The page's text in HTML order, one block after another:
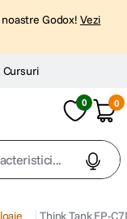
Godox! Vezi
Cursuri
0 0
Think Tank EP-